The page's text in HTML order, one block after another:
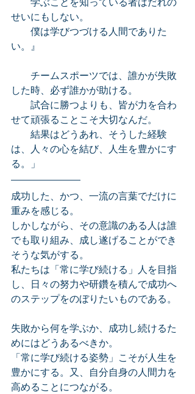
せいにもしない。
僕は学びつづける人間でありた
い。』
チームスポーツでは、誰かが失敗
した時、必ず誰かが助ける。
試合に勝つよりも、皆が力を合わ
せて頑張ることこそ大切なんだ。
結果はどうあれ、そうした経験
は、人々の心を結び、人生を豊かにす
る。」
成功した、かつ、一流の言葉でだけに
重みを感じる。
しかしながら、その意識のある人は誰
でも取り組み、成し遂げることができ
そうな気がする。
私たちは「常に学び続ける」人を目指
し、日々の努力や研鑽を積んで成功へ
のステップをのぼりたいものである。
失敗から何を学ぶか、成功し続けるた
めにはどうあるべきか。
「常に学び続ける姿勢」こそが人生を
豊かにする。又、自分自身の人間力を
高めることにつながる。